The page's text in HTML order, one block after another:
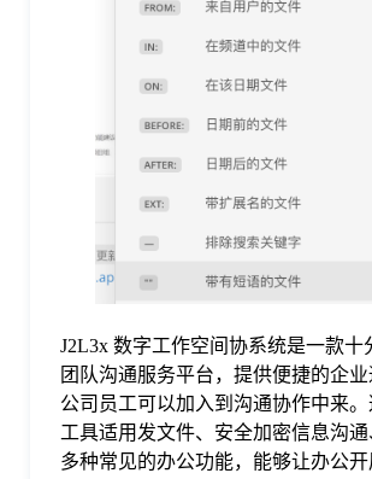
J2L3x 数字工作空间协系统是一款十
团队沟通服务平台，提供便捷的企
公司员工可以加入到沟通协作中来
工具适用发文件、安全加密信息沟
多种常见的办公功能，能够让办公